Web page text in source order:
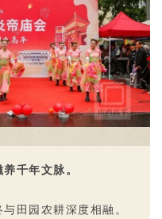
千年文脉。
田园农耕深度相融。